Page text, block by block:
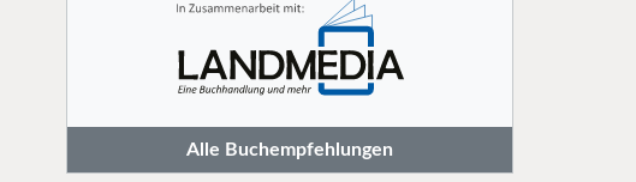
Alle Buchempfehlungen